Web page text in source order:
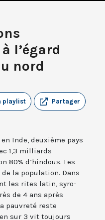
l’égard
nord
Partager
playlist
Inde, deuxième pays
1,3 milliards
80% d’hindous. Les
la population. Dans
les rites latin, syro-
de 4 ans après
pauvreté reste
sur 3 vit toujours